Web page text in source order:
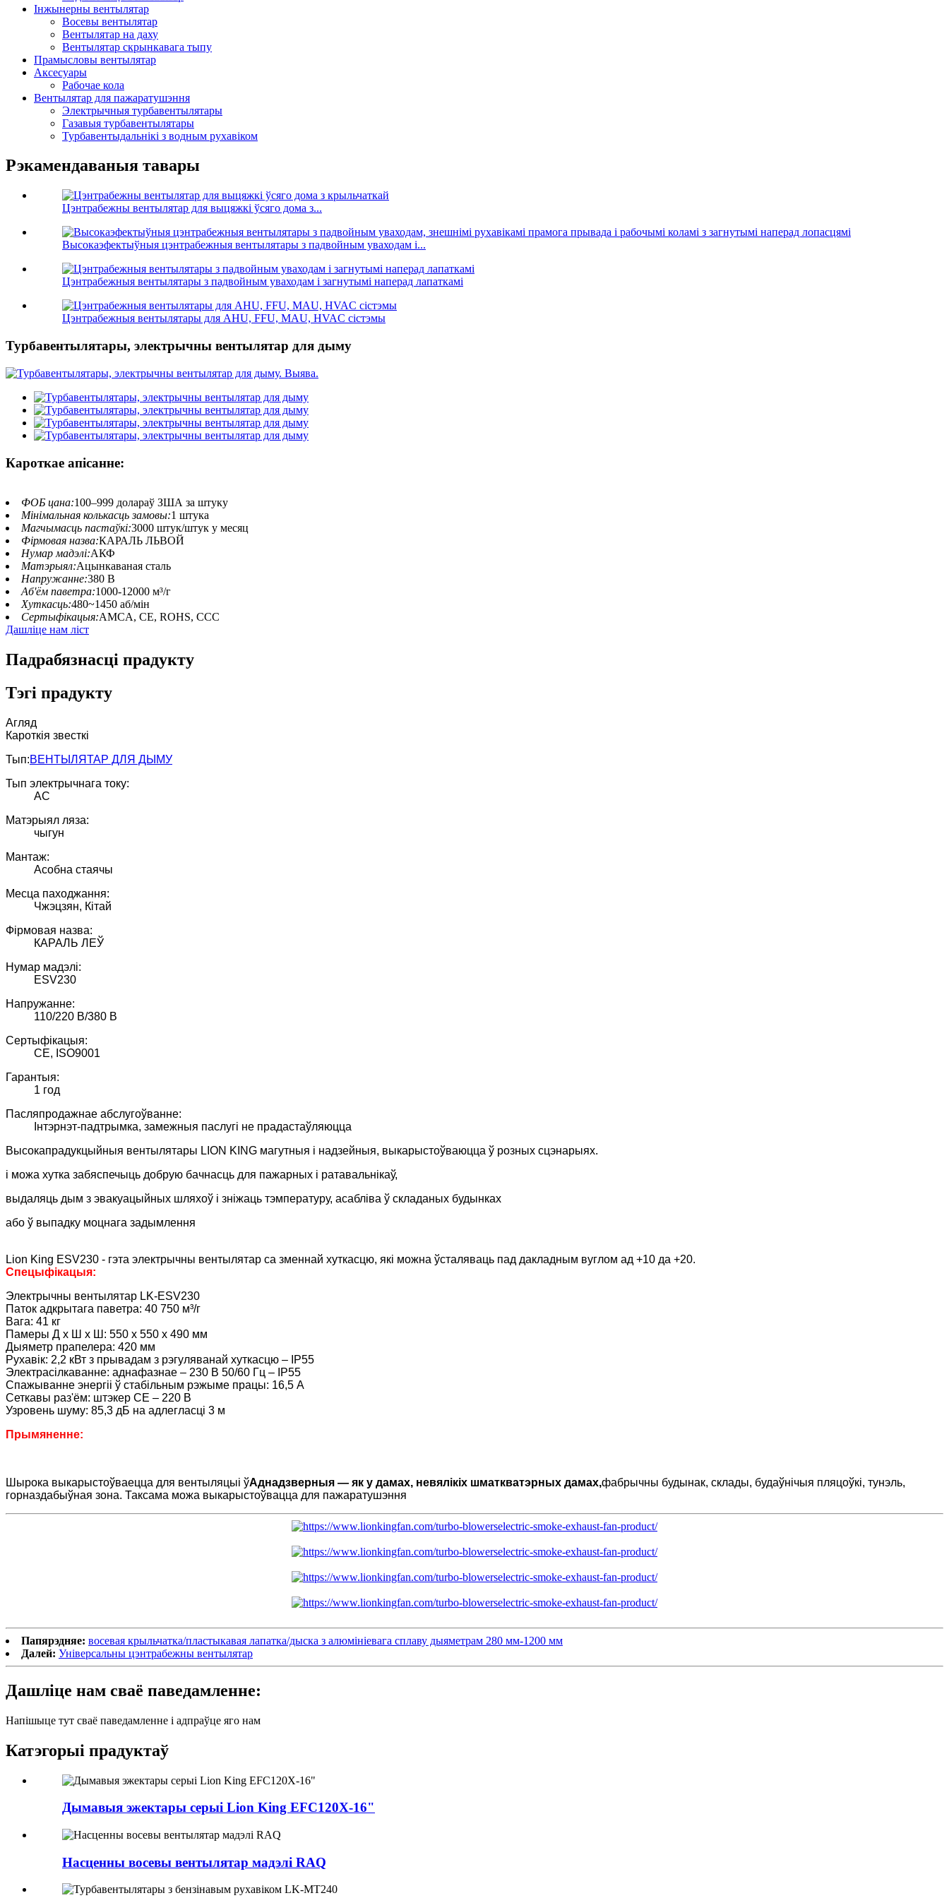
Інжынерны вентылятар
Восевы вентылятар
Вентылятар на даху
Вентылятар скрынкавага тыпу
Прамысловы вентылятар
Аксесуары
Рабочае кола
Вентылятар для пажаратушэння
Электрычныя турбавентылятары
Газавыя турбавентылятары
Турбавентыдальнікі з водным рухавіком
Рэкамендаваныя тавары
Цэнтрабежны вентылятар для выцяжкі ўсяго дома з...
Высокаэфектыўныя цэнтрабежныя вентылятары з падвойным уваходам і...
Цэнтрабежныя вентылятары з падвойным уваходам і загнутымі наперад лапаткамі
Цэнтрабежныя вентылятары для AHU, FFU, MAU, HVAC сістэмы
Турбавентылятары, электрычны вентылятар для дыму
Кароткае апісанне:
ФОБ цана:100–999 долараў ЗША за штуку
Мінімальная колькасць замовы:1 штука
Магчымасць пастаўкі:3000 штук/штук у месяц
Фірмовая назва:КАРАЛЬ ЛЬВОЙ
Нумар мадэлі:АКФ
Матэрыял:Ацынкаваная сталь
Напружанне:380 В
Аб'ём паветра:1000-12000 м³/г
Хуткасць:480~1450 аб/мін
Сертыфікацыя:AMCA, CE, ROHS, CCC
Дашліце нам ліст
Падрабязнасці прадукту
Тэгі прадукту
Агляд
Кароткія звесткі
Тып:ВЕНТЫЛЯТАР ДЛЯ ДЫМУ
Тып электрычнага току:
AC
Матэрыял ляза:
чыгун
Мантаж:
Асобна стаячы
Месца паходжання:
Чжэцзян, Кітай
Фірмовая назва:
КАРАЛЬ ЛЕЎ
Нумар мадэлі:
ESV230
Напружанне:
110/220 В/380 В
Сертыфікацыя:
СЕ, ISO9001
Гарантыя:
1 год
Пасляпродажнае абслугоўванне:
Інтэрнэт-падтрымка, замежныя паслугі не прадастаўляюцца
Высокапрадукцыйныя вентылятары LION KING магутныя і надзейныя, выкарыстоўваюцца ў розных сцэнарыях.
і можа хутка забяспечыць добрую бачнасць для пажарных і ратавальнікаў,
выдаляць дым з эвакуацыйных шляхоў і зніжаць тэмпературу, асабліва ў складаных будынках
або ў выпадку моцнага задымлення
Lion King ESV230 - гэта электрычны вентылятар са зменнай хуткасцю, які можна ўсталяваць пад дакладным вуглом ад +10 да +20.
Спецыфікацыя:
Электрычны вентылятар LK-ESV230
Паток адкрытага паветра: 40 750 м³/г
Вага: 41 кг
Памеры Д х Ш х Ш: 550 х 550 х 490 мм
Дыяметр прапелера: 420 мм
Рухавік: 2,2 кВт з прывадам з рэгуляванай хуткасцю – IP55
Электрасілкаванне: аднафазнае – 230 В 50/60 Гц – IP55
Спажыванне энергіі ў стабільным рэжыме працы: 16,5 А
Сеткавы раз'ём: штэкер CE – 220 В
Узровень шуму: 85,3 дБ на адлегласці 3 м
Прымяненне:
Шырока выкарыстоўваецца для вентыляцыі ўАднадзверныя — як у дамах, невялікіх шматкватэрных дамах,фабрычны будынак, склады, будаўнічыя пляцоўкі, тунэль,
горназдабыўная зона. Таксама можа выкарыстоўвацца для пажаратушэння
Папярэдняе: восевая крыльчатка/пластыкавая лапатка/дыска з алюмініевага сплаву дыяметрам 280 мм-1200 мм
Далей: Універсальны цэнтрабежны вентылятар
Дашліце нам сваё паведамленне:
Напішыце тут сваё паведамленне і адпраўце яго нам
Катэгорыі прадуктаў
Дымавыя эжектары серыі Lion King EFC120X-16"
Насценны восевы вентылятар мадэлі RAQ